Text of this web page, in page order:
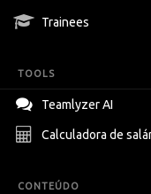
Trainees
TOOLS
Teamlyzer AI
Calculadora de
CONTEÚDO